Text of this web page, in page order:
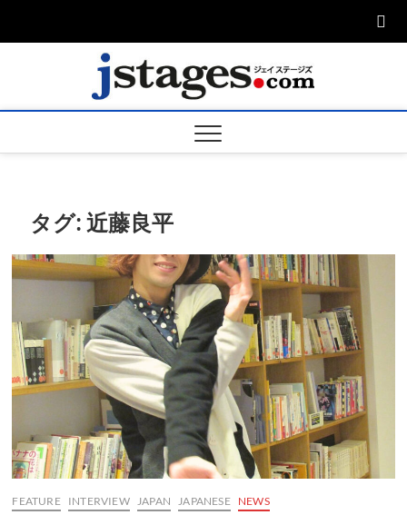
ージ
タグ:近藤良平
FEATURE INTERVIEW JAPAN JAPANESE NEWS